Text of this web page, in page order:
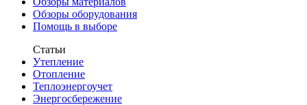
Обзоры оборудования
Помощь в выборе
Статьи
Утепление
Отопление
Теплоэнергоучет
Энергосбережение